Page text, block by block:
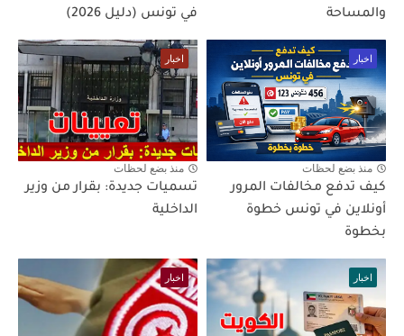
والمساحة
في تونس (دليل 2026)
اخبار
منذ بضع لحظات
كيف تدفع مخالفات المرور
أونلاين في تونس خطوة
بخطوة
اخبار
منذ بضع لحظات
تسميات جديدة: بقرار من وزير
الداخلية
اخبار اخبار